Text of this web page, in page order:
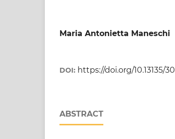
Maria Antonietta Maneschi
DOI: https://doi.org/10.13135/
ABSTRACT